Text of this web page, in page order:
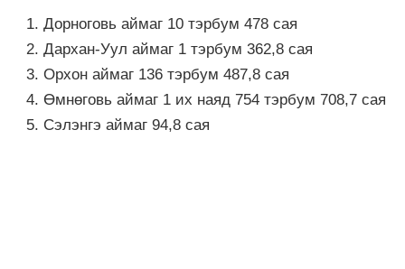
Дорноговь аймаг 10 тэрбум 478 сая
Дархан-Уул аймаг 1 тэрбум 362,8 сая
Орхон аймаг 136 тэрбум 487,8 сая
Өмнөговь аймаг 1 их наяд 754 тэрбум 708,7 сая
Сэлэнгэ аймаг 94,8 сая